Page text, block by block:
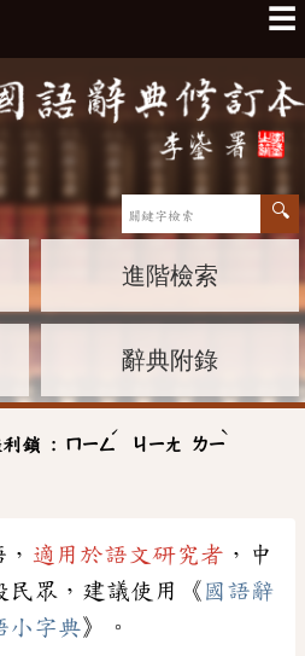
☰
進階檢索
辭典附錄
利鎖 : ㄇㄧㄥ
ˊ
ㄐㄧㄤ ㄌㄧ
ˋ
適用於語文研究者 ，中
民眾，建議使用《 國語辭
小字典》。